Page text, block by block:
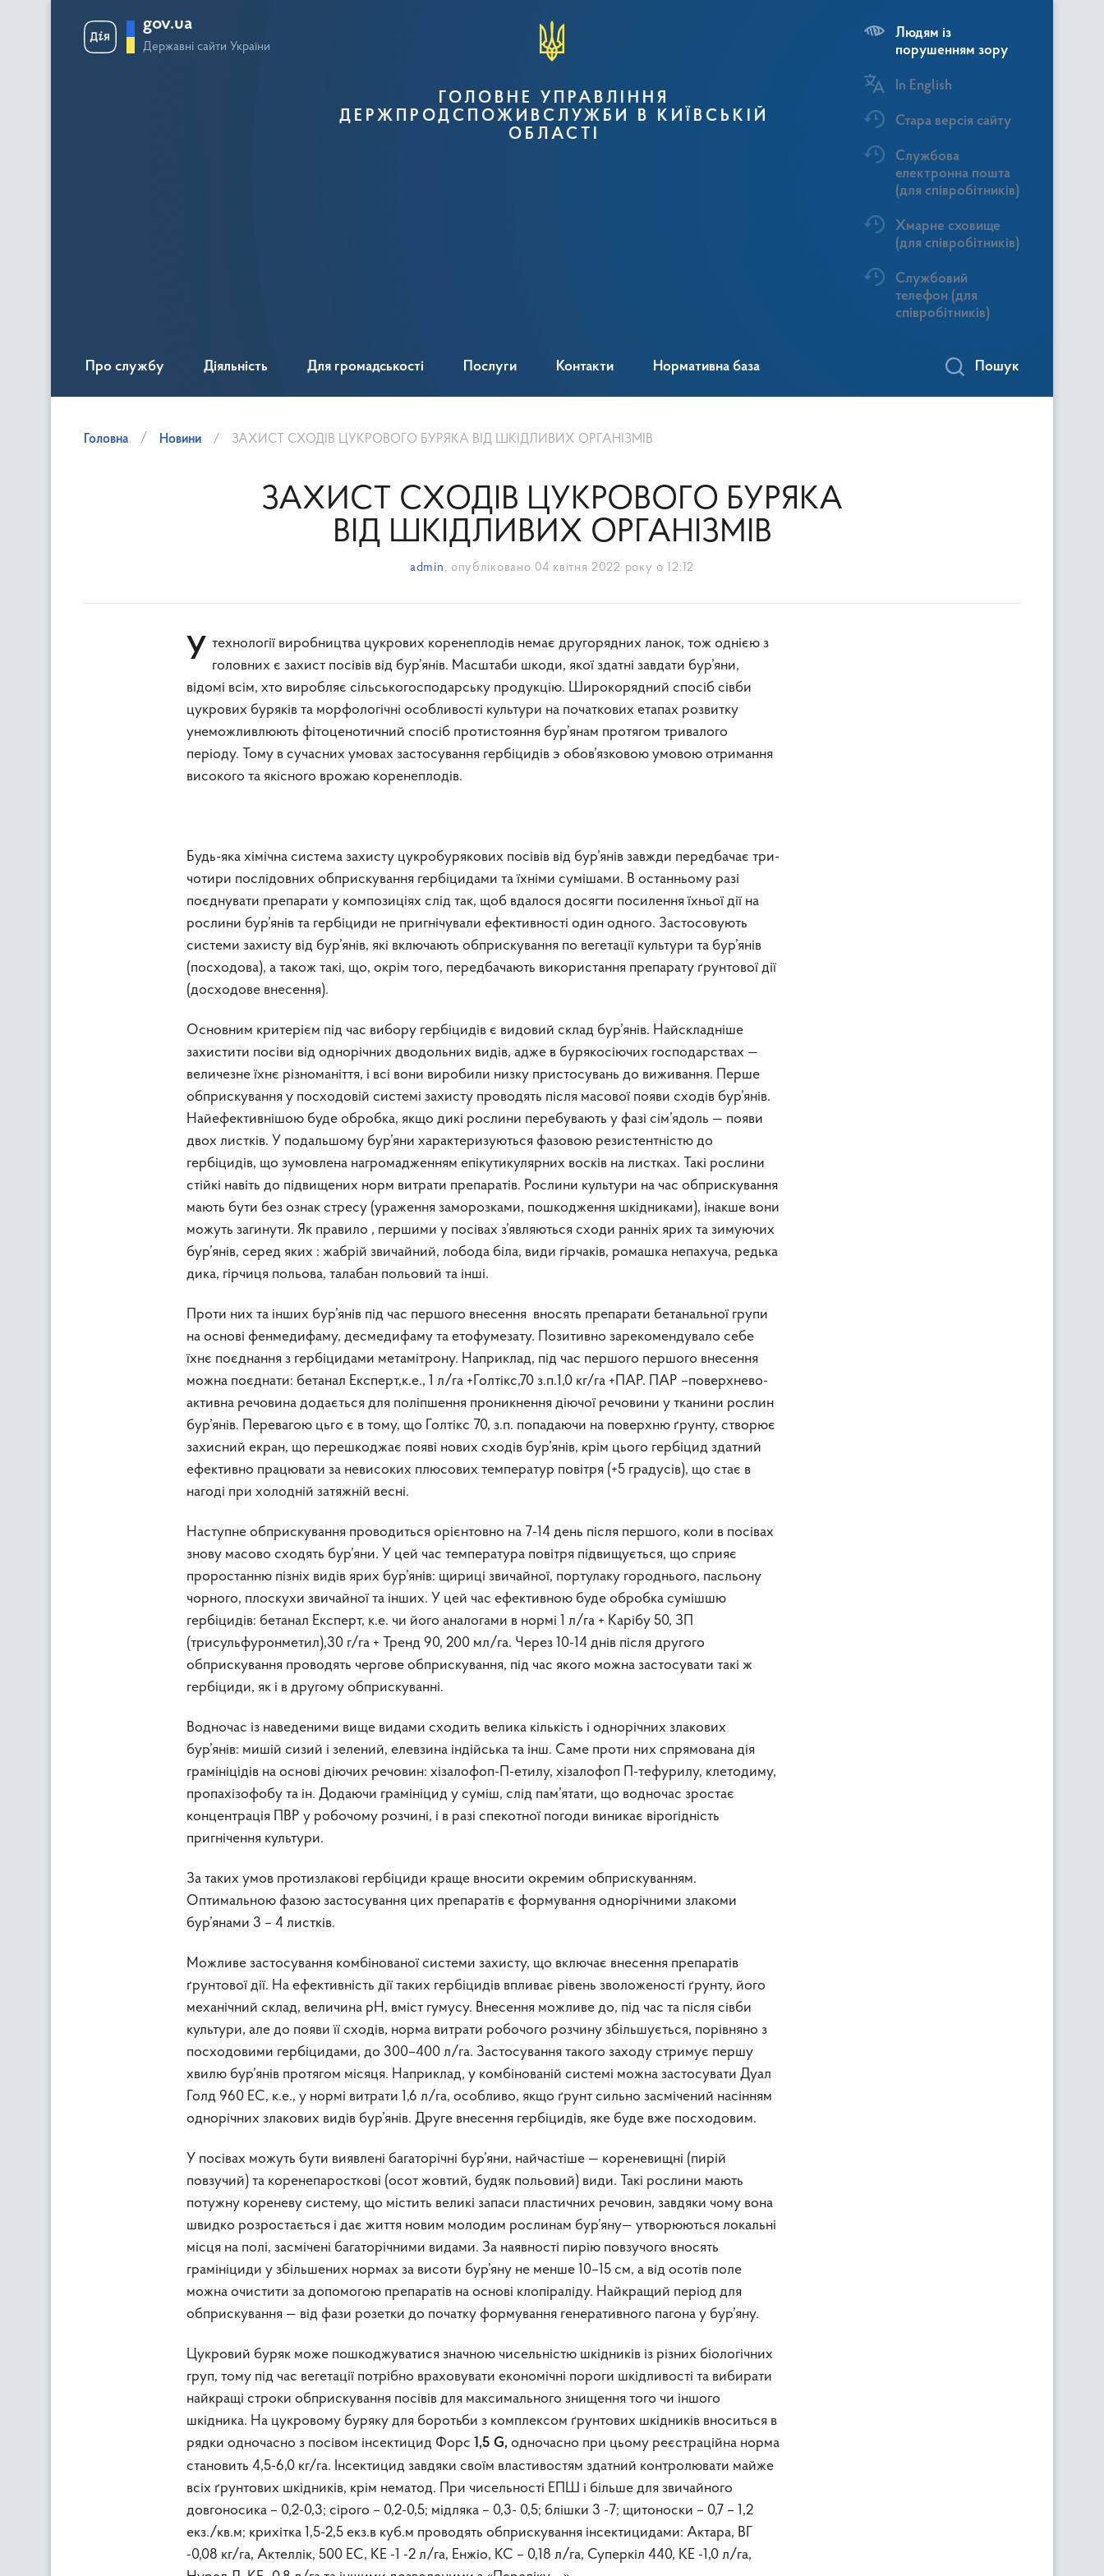
gov.ua
Державні сайти України
ГОЛОВНЕ УПРАВЛІННЯ
ДЕРЖПРОДСПОЖИВСЛУЖБИ В КИЇВСЬКІЙ
ОБЛАСТІ
Людям із
порушенням зору
In English
Стара версія сайту
Службова
електронна пошта
(для співробітників)
Хмарне сховище
(для співробітників)
Службовий
телефон (для
співробітників)
Про службу Діяльність Для громадськості Послуги Контакти Нормативна база Пошук
Головна Новини ЗАХИСТ СХОДІВ ЦУКРОВОГО БУРЯКА ВІД ШКІДЛИВИХ ОРГАНІЗМІВ
ЗАХИСТ СХОДІВ ЦУКРОВОГО БУРЯКА
ВІД ШКІДЛИВИХ ОРГАНІЗМІВ
admin , опубліковано 04 квітня 2022 року о 12:12
У технології виробництва цукрових коренеплодів немає другорядних ланок, тож однією з головних є захист посівів від бур’янів. Масштаби шкоди, якої здатні завдати бур’яни,
відомі всім, хто виробляє сільськогосподарську продукцію. Широкорядний спосіб сівби
цукрових буряків та морфологічні особливості культури на початкових етапах розвитку
унеможливлюють фітоценотичний спосіб протистояння бур’янам протягом тривалого
періоду. Тому в сучасних умовах застосування гербіцидів э обов’язковою умовою отримання
високого та якісного врожаю коренеплодів.
Будь-яка хімічна система захисту цукробурякових посівів від бур’янів завжди передбачає три-
чотири послідовних обприскування гербіцидами та їхніми сумішами. В останньому разі
поєднувати препарати у композиціях слід так, щоб вдалося досягти посилення їхньої дії на
рослини бур’янів та гербіциди не пригнічували ефективності один одного. Застосовують
системи захисту від бур’янів, які включають обприскування по вегетації культури та бур’янів
(посходова), а також такі, що, окрім того, передбачають використання препарату ґрунтової дії
(досходове внесення).
Основним критерієм під час вибору гербіцидів є видовий склад бур’янів. Найскладніше
захистити посіви від однорічних дводольних видів, адже в бурякосіючих господарствах —
величезне їхнє різноманіття, і всі вони виробили низку пристосувань до виживання. Перше
обприскування у посходовій системі захисту проводять після масової появи сходів бур’янів.
Найефективнішою буде обробка, якщо дикі рослини перебувають у фазі сім’ядоль — появи
двох листків. У подальшому бур’яни характеризуються фазовою резистентністю до
гербіцидів, що зумовлена нагромадженням епікутикулярних восків на листках. Такі рослини
стійкі навіть до підвищених норм витрати препаратів. Рослини культури на час обприскування
мають бути без ознак стресу (ураження заморозками, пошкодження шкідниками), інакше вони
можуть загинути. Як правило , першими у посівах з’являються сходи ранніх ярих та зимуючих
бур’янів, серед яких : жабрій звичайний, лобода біла, види гірчаків, ромашка непахуча, редька
дика, гірчиця польова, талабан польовий та інші.
Проти них та інших бур’янів під час першого внесення вносять препарати бетанальної групи
на основі фенмедифаму, десмедифаму та етофумезату. Позитивно зарекомендувало себе
їхнє поєднання з гербіцидами метамітрону. Наприклад, під час першого першого внесення
можна поєднати: бетанал Експерт,к.е., 1 л/га +Голтікс,70 з.п.1,0 кг/га +ПАР. ПАР –поверхнево-
активна речовина додається для поліпшення проникнення діючої речовини у тканини рослин
бур’янів. Перевагою цьго є в тому, що Голтікс 70, з.п. попадаючи на поверхню ґрунту, створює
захисний екран, що перешкоджає появі нових сходів бур’янів, крім цього гербіцид здатний
ефективно працювати за невисоких плюсових температур повітря (+5 градусів), що стає в
нагоді при холодній затяжній весні.
Наступне обприскування проводиться орієнтовно на 7-14 день після першого, коли в посівах
знову масово сходять бур’яни. У цей час температура повітря підвищується, що сприяє
проростанню пізніх видів ярих бур’янів: щириці звичайної, портулаку городнього, пасльону
чорного, плоскухи звичайної та інших. У цей час ефективною буде обробка сумішшю
гербіцидів: бетанал Експерт, к.е. чи його аналогами в нормі 1 л/га + Карібу 50, ЗП
(трисульфуронметил),30 г/га + Тренд 90, 200 мл/га. Через 10-14 днів після другого
обприскування проводять чергове обприскування, під час якого можна застосувати такі ж
гербіциди, як і в другому обприскуванні.
Водночас із наведеними вище видами сходить велика кількість і однорічних злакових
бур’янів: мишій сизий і зелений, елевзина індійська та інш. Саме проти них спрямована дія
грамініцідів на основі діючих речовин: хізалофоп-П-етилу, хізалофоп П-тефурилу, клетодиму,
пропахізофобу та ін. Додаючи грамініцид у суміш, слід пам’ятати, що водночас зростає
концентрація ПВР у робочому розчині, і в разі спекотної погоди виникає вірогідність
пригнічення культури.
За таких умов протизлакові гербіциди краще вносити окремим обприскуванням.
Оптимальною фазою застосування цих препаратів є формування однорічними злакоми
бур’янами 3 – 4 листків.
Можливе застосування комбінованої системи захисту, що включає внесення препаратів
ґрунтової дії. На ефективність дії таких гербіцидів впливає рівень зволоженості ґрунту, його
механічний склад, величина рН, вміст гумусу. Внесення можливе до, під час та після сівби
культури, але до появи її сходів, норма витрати робочого розчину збільшується, порівняно з
посходовими гербіцидами, до 300–400 л/га. Застосування такого заходу стримує першу
хвилю бур’янів протягом місяця. Наприклад, у комбінованій системі можна застосувати Дуал
Голд 960 ЕС, к.е., у нормі витрати 1,6 л/га, особливо, якщо ґрунт сильно засмічений насінням
однорічних злакових видів бур’янів. Друге внесення гербіцидів, яке буде вже посходовим.
У посівах можуть бути виявлені багаторічні бур’яни, найчастіше — кореневищні (пирій
повзучий) та коренепаросткові (осот жовтий, будяк польовий) види. Такі рослини мають
потужну кореневу систему, що містить великі запаси пластичних речовин, завдяки чому вона
швидко розростається і дає життя новим молодим рослинам бур’яну— утворюються локальні
місця на полі, засмічені багаторічними видами. За наявності пирію повзучого вносять
грамініциди у збільшених нормах за висоти бур’яну не менше 10–15 см, а від осотів поле
можна очистити за допомогою препаратів на основі клопіраліду. Найкращий період для
обприскування — від фази розетки до початку формування генеративного пагона у бур’яну.
Цукровий буряк може пошкоджуватися значною чисельністю шкідників із різних біологічних
груп, тому під час вегетації потрібно враховувати економічні пороги шкідливості та вибирати
найкращі строки обприскування посівів для максимального знищення того чи іншого
шкідника. На цукровому буряку для боротьби з комплексом ґрунтових шкідників вноситься в
рядки одночасно з посівом інсектицид Форс 1,5 G, одночасно при цьому реєстраційна норма
становить 4,5-6,0 кг/га. Інсектицид завдяки своїм властивостям здатний контролювати майже
всіх ґрунтових шкідників, крім нематод. При чисельності ЕПШ і більше для звичайного
довгоносика – 0,2-0,3; сірого – 0,2-0,5; мідляка – 0,3- 0,5; блішки 3 -7; щитоноски – 0,7 – 1,2
екз./кв.м; крихітка 1,5-2,5 екз.в куб.м проводять обприскування інсектицидами: Актара, ВГ
-0,08 кг/га, Актеллік, 500 ЕС, КЕ -1 -2 л/га, Енжіо, КС – 0,18 л/га, Суперкіл 440, КЕ -1,0 л/га,